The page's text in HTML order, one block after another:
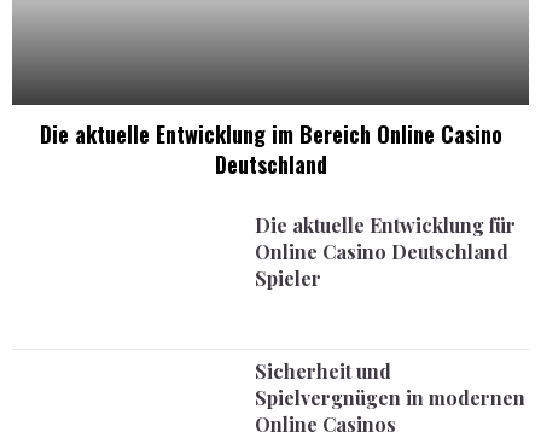
Die aktuelle Entwicklung im Bereich Online Casino
Deutschland
Die aktuelle Entwicklung für
Online Casino Deutschland
Spieler
Sicherheit und
Spielvergnügen in modernen
Online Casinos